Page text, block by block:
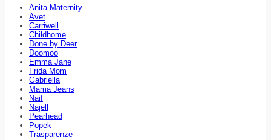
Anita Maternity
Avet
Carriwell
Childhome
Done by Deer
Doomoo
Emma Jane
Frida Mom
Gabriella
Mama Jeans
Naif
Najell
Pearhead
Popek
Trasparenze